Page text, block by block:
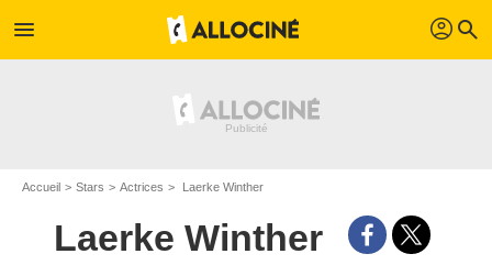
menu profil search
Accueil Stars Actrices Laerke Winther
Laerke Winther